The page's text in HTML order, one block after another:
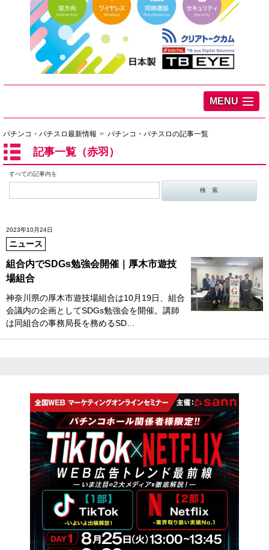
MENU
パチンコ・パチスロ最新情報 パチンコ・パチスロの記事一覧
記事一覧（赤羽）
すべての記事内を
2023年10月24日
ニュース
組合内でSDGs勉強会開催｜厚木市遊技
場組合
神奈川県の厚木市遊技場組合は10月19日、組合
会議内の企画としてSDGs勉強会を開催。講師
は同組合の事務局長を務めるSD…